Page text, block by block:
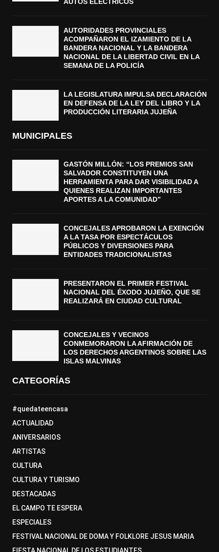
AUTORIDADES PROVINCIALES
ACOMPAÑARON EL IZAMIENTO DE LA
BANDERA NACIONAL Y LA BANDERA
NACIONAL DE LA LIBERTAD CIVIL EN LA
SEMANA DE LA POLICÍA
LA LEGISLATURA IMPULSA DECLARACIÓN
EN DEFENSA DE LA LEY DEL LIBRO Y LA
PRODUCCIÓN LITERARIA JUJEÑA
MUNICIPALES
GASTÓN MILLÓN: “LOS PREMIOS SAN
SALVADOR CONSTITUYEN UNA
HERRAMIENTA PARA DAR VISIBILIDAD A
QUIENES REALIZAN IMPORTANTES
APORTES A LA COMUNIDAD”
CONCEJALES APROBARON LA EXENCIÓN
A LA TASA POR ESPECTÁCULOS
PÚBLICOS Y DIVERSIONES PARA
ENTIDADES TRADICIONALISTAS
PRESENTARON EL PRIMER FESTIVAL
NACIONAL DEL ÉXODO JUJEÑO, QUE SE
REALIZARÁ EN CIUDAD CULTURAL
CONCEJALES Y VECINOS
CONMEMORARON LA AFIRMACIÓN DE
LOS DERECHOS ARGENTINOS SOBRE LAS
ISLAS MALVINAS
CATEGORÍAS
#quedateencasa
ACTUALIDAD
ANIVERSARIOS
ARTISTAS
CULTURA
CULTURA Y TURISMO
DESTACADAS
EL CAMPO TE ESPERA
ESPECIALES
FESTIVAL NACIONAL DE DOMA Y FOLKLORE JESUS MARIA
FIESTA NACIONAL DE LOS ESTUDIANTES